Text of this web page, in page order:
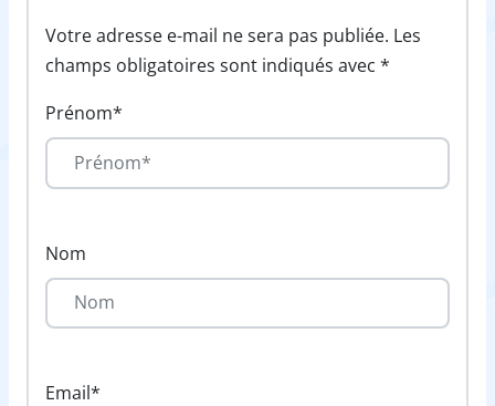
Votre adresse e-mail ne sera pas publiée. Les
champs obligatoires sont indiqués avec *
Prénom*
Nom
Email*